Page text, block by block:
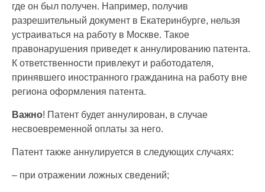
где он был получен. Например, получив
разрешительный документ в Екатеринбурге, нельзя
устраиваться на работу в Москве. Такое
правонарушения приведет к аннулированию патента.
К ответственности привлекут и работодателя,
принявшего иностранного гражданина на работу вне
региона оформления патента.
Важно! Патент будет аннулирован, в случае
несвоевременной оплаты за него.
Патент также аннулируется в следующих случаях:
– при отражении ложных сведений;